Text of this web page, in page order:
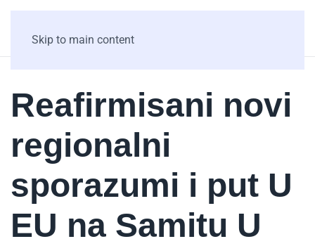
Skip to main content
Reafirmisani novi
regionalni
sporazumi i put U
EU na Samitu U